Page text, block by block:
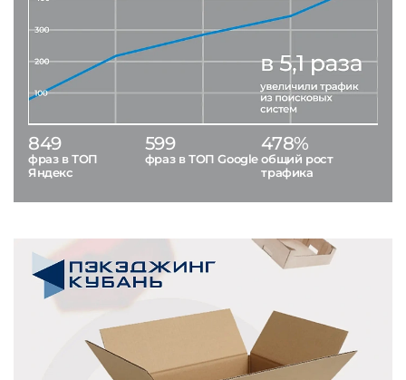
849
фраз в ТОП
Яндекс
599
фраз в ТОП Google
478%
общий рост
трафика